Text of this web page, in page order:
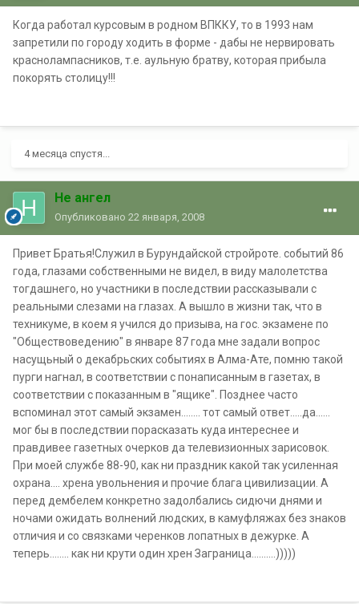
Когда работал курсовым в родном ВПККУ, то в 1993 нам
запретили по городу ходить в форме - дабы не нервировать
краснолампасников, т.е. аульную братву, которая прибыла
покорять столицу!!!
4 месяца спустя...
Не ангел
Опубликовано 22 января, 2008
Привет Братья!Служил в Бурундайской стройроте. событий 86
года, глазами собственными не видел, в виду малолетства
тогдашнего, но участники в последствии рассказывали с
реальными слезами на глазах. А вышло в жизни так, что в
техникуме, в коем я учился до призыва, на гос. экзамене по
"Обществоведению" в январе 87 года мне задали вопрос
насущьный о декабрьских событиях в Алма-Ате, помню такой
пурги нагнал, в соответствии с понаписанным в газетах, в
соответствии с показанным в "ящике". Позднее часто
вспоминал этот самый экзамен........ тот самый ответ.....да......
мог бы в последствии порасказать куда интереснее и
правдивее газетных очерков да телевизионных зарисовок.
При моей службе 88-90, как ни праздник какой так усиленная
охрана.... хрена увольнения и прочие блага цивилизации. А
перед дембелем конкретно задолбались сидючи днями и
ночами ожидать волнений людских, в камуфляжах без знаков
отличия и со связками черенков лопатных в дежурке. А
теперь........ как ни крути один хрен Заграница..........)))))